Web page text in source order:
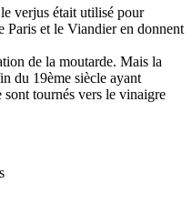
verjus était utilisé pour
Paris et le Viandier en donnent
de la moutarde. Mais la
du 19ème siècle ayant
sont tournés vers le vinaigre